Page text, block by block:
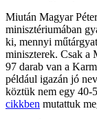
Miután Magyar
minisztériumában
ki, mennyi
miniszterek. Csak a
97 darab van a
például igazán jó
köztük nem egy 40-
cikkben mutattuk